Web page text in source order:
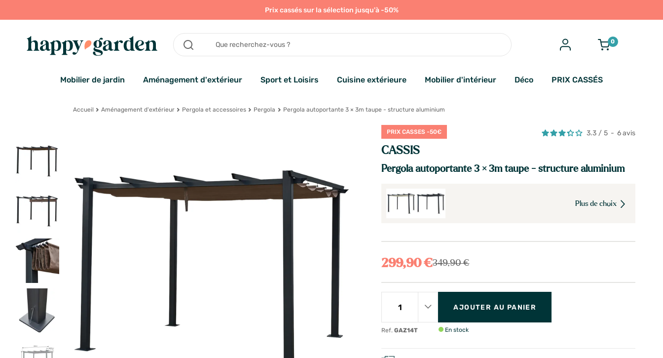
Prix cassés sur la sélection jusqu'à -50%
0
Mobilier de jardin Aménagement d'extérieur Sport et Loisirs Cuisine extérieure Mobilier d'intérieur Déco PRIX CASSÉS
Accueil Aménagement d'extérieur Pergola et accessoires Pergola Pergola autoportante 3 × 3m taupe - structure aluminium
PRIX CASSES -50€
CASSIS
Pergola autoportante 3 × 3m taupe - structure aluminium
3.3 / 5 - 6avis
Plus de choix
299,90 €349,90 €
Ref.GAZ14T
AJOUTER AU PANIER
En stock